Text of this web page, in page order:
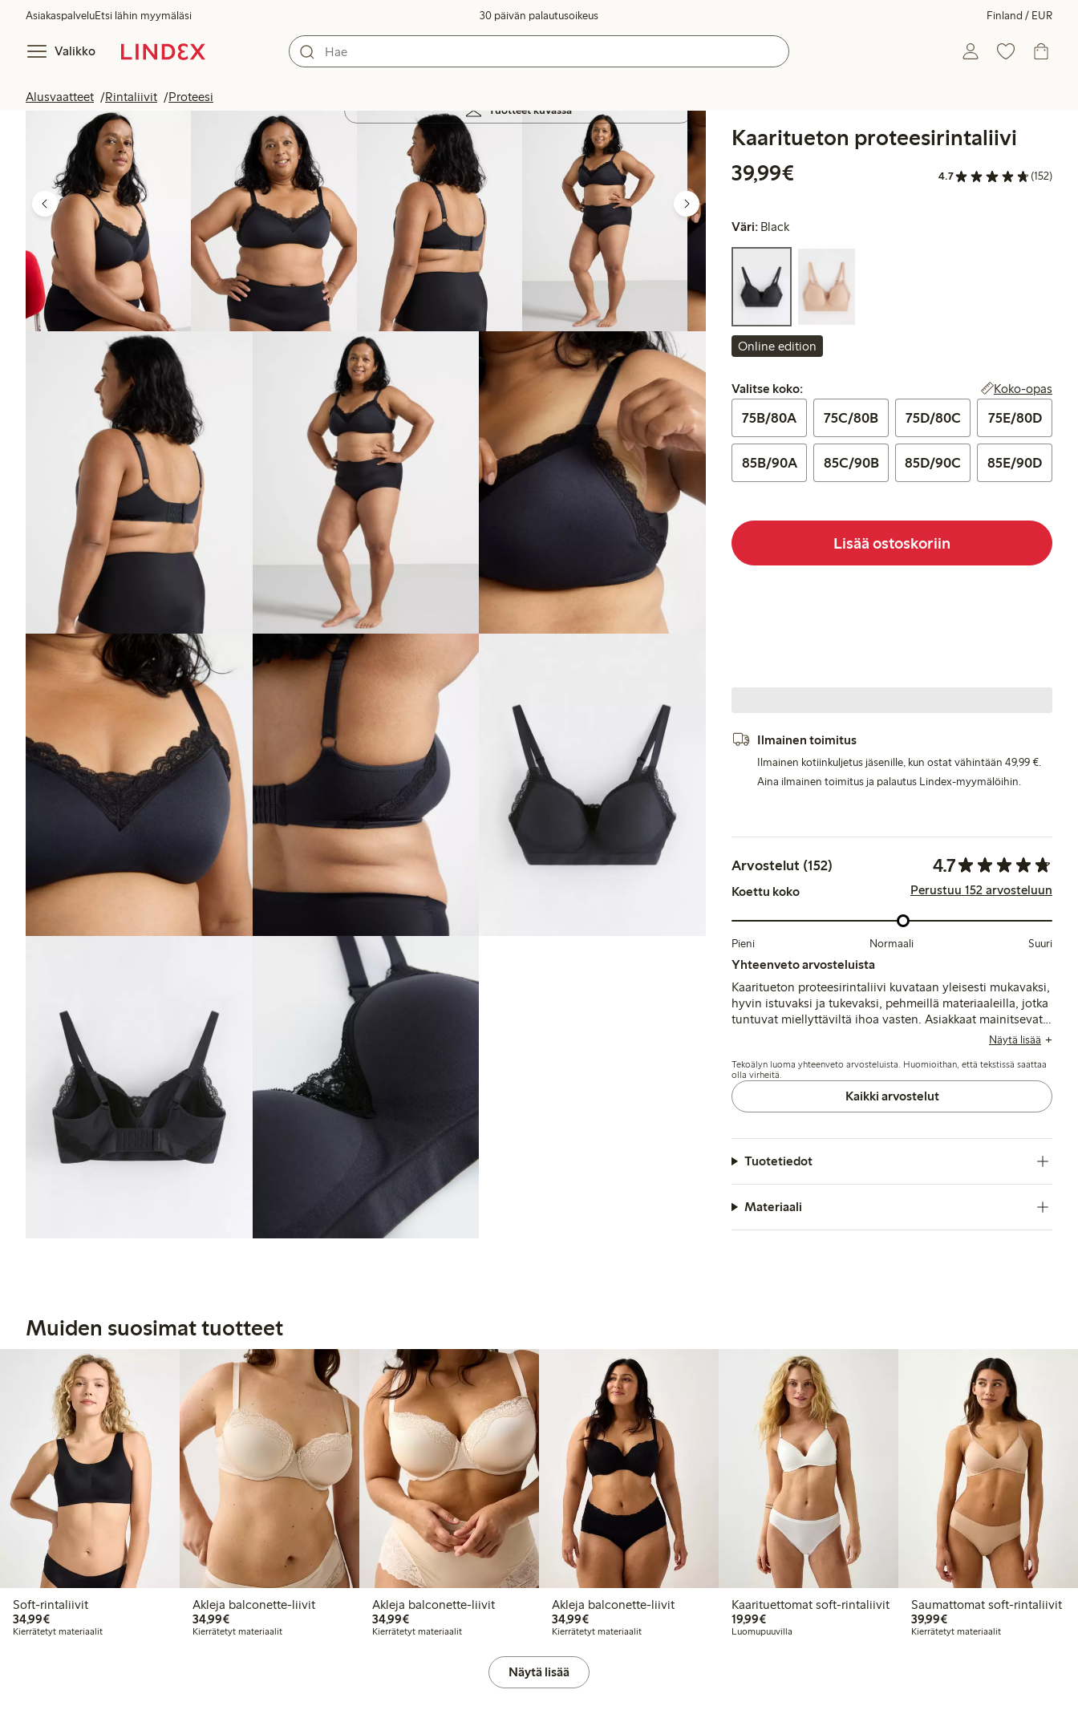
AsiakaspalveluEtsi lähin myymäläsi 30 päivän palautusoikeus Finland / EUR
Valikko
Alusvaatteet Rintaliivit Proteesi
Tuotteet kuvassa
Kaaritueton proteesirintaliivi
39,99€
4.7 (152)
Väri: Black
Online edition
Valitse koko:
Valitse koko: Koko-opas
75B/80A 75C/80B 75D/80C 75E/80D
85B/90A 85C/90B 85D/90C 85E/90D
Lisää ostoskoriin
Ilmainen toimitus
Ilmainen kotiinkuljetus jäsenille, kun ostat vähintään 49,99 €.
Aina ilmainen toimitus ja palautus Lindex-myymälöihin.
Arvostelut (152) 4.7
Koettu koko Perustuu 152 arvosteluun
Pieni Normaali Suuri
Yhteenveto arvosteluista
Kaaritueton proteesirintaliivi kuvataan yleisesti mukavaksi,
hyvin istuvaksi ja tukevaksi, pehmeillä materiaaleilla, jotka
tuntuvat miellyttäviltä ihoa vasten. Asiakkaat mainitsevat
hyvän muodon säilymisen ja turvalliset proteesitaskut,
rajallisia värivaihtoehtoja.
Näytä lisää
Tekoälyn luoma yhteenveto arvosteluista. Huomioithan, että tekstissä saattaa
olla virheitä.
Kaikki arvostelut
Tuotetiedot
Materiaali
Muiden suosimat tuotteet
Soft-rintaliivit
34,99€34,99 €
Kierrätetyt materiaalit
Akleja balconette-liivit
34,99€34,99 €
Kierrätetyt materiaalit
Akleja balconette-liivit
34,99€34,99 €
Kierrätetyt materiaalit
Akleja balconette-liivit
34,99€34,99 €
Kierrätetyt materiaalit
Kaarituettomat soft-rintaliivit
19,99€19,99 €
Luomupuuvilla
Saumattomat soft-rintaliivit
39,99€39,99 €
Kierrätetyt materiaalit
Näytä lisää